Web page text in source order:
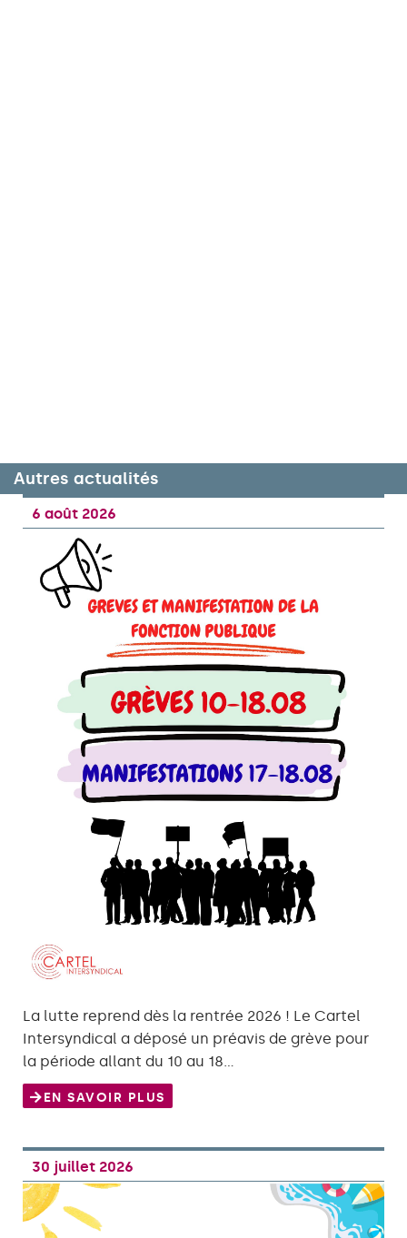
Autres actualités
6 août 2026
La lutte reprend dès la rentrée 2026 ! Le Cartel
Intersyndical a déposé un préavis de grève pour
la période allant du 10 au 18…
EN SAVOIR PLUS
30 juillet 2026